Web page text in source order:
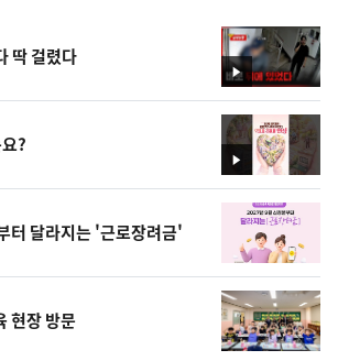
영
상
딱 걸렸다
영
상
?
터 달라지는 '근로장려금'
현장 방문